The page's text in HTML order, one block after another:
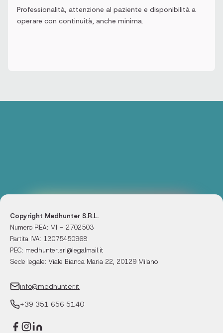
Professionalità, attenzione al paziente e disponibilità a
operare con continuità, anche minima.
Copyright Medhunter S.R.L.
Numero REA: MI – 2702503
Partita IVA: 13075450968
PEC: medhunter.srl@legalmail.it
Sede legale: Viale Bianca Maria 22, 20129 Milano
info@medhunter.it
+39 351 656 5140